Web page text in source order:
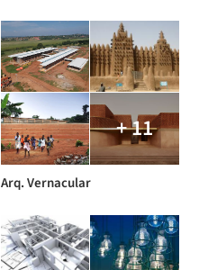
+ 11
Arq. Vernacular